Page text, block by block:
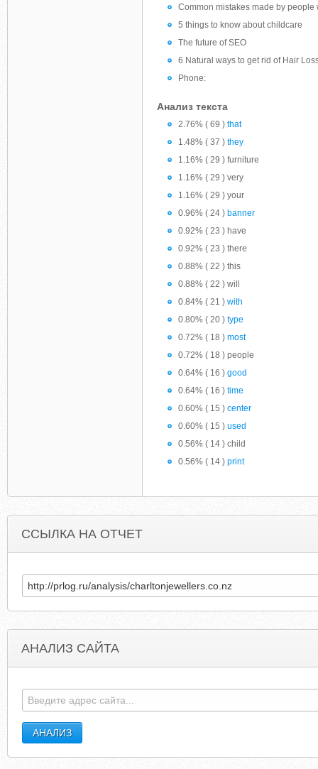
Common mistakes made by
5 things to know about childcare
The future of SEO
6 Natural ways to get rid of Hair
Phone:
Анализ текста
2.76% ( 69 ) that
1.48% ( 37 ) they
1.16% ( 29 ) furniture
1.16% ( 29 ) very
1.16% ( 29 ) your
0.96% ( 24 ) banner
0.92% ( 23 ) have
0.92% ( 23 ) there
0.88% ( 22 ) this
0.88% ( 22 ) will
0.84% ( 21 ) with
0.80% ( 20 ) type
0.72% ( 18 ) most
0.72% ( 18 ) people
0.64% ( 16 ) good
0.64% ( 16 ) time
0.60% ( 15 ) center
0.60% ( 15 ) used
0.56% ( 14 ) child
0.56% ( 14 ) print
ССЫЛКА НА ОТЧЕТ
АНАЛИЗ САЙТА